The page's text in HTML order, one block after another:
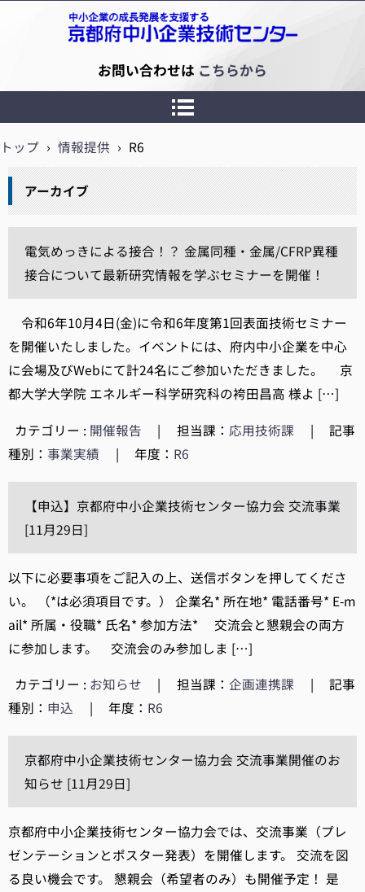
京都府中小企業技術センター
お問い合わせは こちらから
トップ › 情報提供 › R6
アーカイブ
電気めっきによる接合！？ 金属同種・金属/CFRP異種
接合について最新研究情報を学ぶセミナーを開催！
令和6年10月4日(金)に令和6年度第1回表面技術セミナー
を開催いたしました。イベントには、府内中小企業を中心
に会場及びWebにて計24名にご参加いただきました。 京
都大学大学院 エネルギー科学研究科の袴田昌高 様よ […]
カテゴリー : 開催報告 | 担当課： 応用技術課 |
記事
種別： 事業実績 | 年度： R6
【申込】京都府中小企業技術センター協力会 交流事業
[11月29日]
以下に必要事項をご記入の上、送信ボタンを押してくださ
い。 （*は必須項目です。） 企業名* 所在地* 電話番号* E-m
ail* 所属・役職* 氏名* 参加方法* 交流会と懇親会の両方
に参加します。 交流会のみ参加しま […]
カテゴリー : お知らせ | 担当課：企画連携課 |
記事
種別： 申込 | 年度： R6
京都府中小企業技術センター協力会 交流事業開催のお
知らせ [11月29日]
京都府中小企業技術センター協力会では、交流事業（プレ
ゼンテーションとポスター発表）を開催します。 交流を図
る良い機会です。 懇親会（希望者のみ）も開催予定！ 是